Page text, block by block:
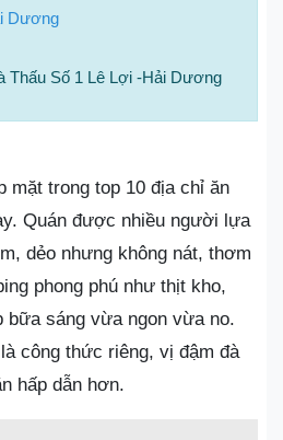
Dương
Thấu Số 1 Lê Lợi -Hải Dương
mặt trong top 10 địa chỉ ăn
Quán được nhiều người lựa
dẻo nhưng không nát, thơm
phong phú như thịt kho,
bữa sáng vừa ngon vừa no.
công thức riêng, vị đậm đà
hấp dẫn hơn.